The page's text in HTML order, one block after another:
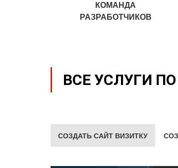
КОМАНДА
РАЗРАБОТЧИКОВ
ВСЕ УСЛУГИ
СОЗДАТЬ САЙТ ВИЗИТКУ